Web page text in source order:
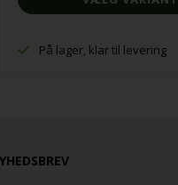
På lager, klar til levering